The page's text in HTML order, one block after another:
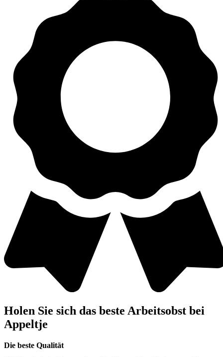
Holen Sie sich das beste Arbeitsobst bei
Appeltje
Die beste Qualität